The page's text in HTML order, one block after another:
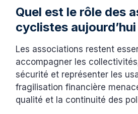
Quel est le rôle des
cyclistes aujourd’hui
Les associations restent
accompagner les
sécurité et représenter les
fragilisation financière
qualité et la continuité des